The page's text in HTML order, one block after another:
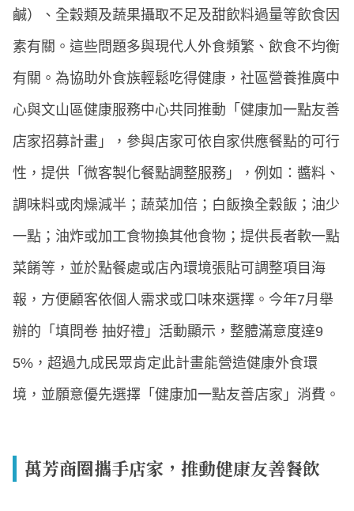
鹹）、全穀類及蔬果攝取不足及甜飲料過量等飲食因
素有關。這些問題多與現代人外食頻繁、飲食不均衡
有關。為協助外食族輕鬆吃得健康，社區營養推廣中
心與文山區健康服務中心共同推動「健康加一點友善
店家招募計畫」，參與店家可依自家供應餐點的可行
性，提供「微客製化餐點調整服務」，例如：醬料、
調味料或肉燥減半；蔬菜加倍；白飯換全穀飯；油少
一點；油炸或加工食物換其他食物；提供長者軟一點
菜餚等，並於點餐處或店內環境張貼可調整項目海
報，方便顧客依個人需求或口味來選擇。今年7月舉
辦的「填問卷 抽好禮」活動顯示，整體滿意度達9
5%，超過九成民眾肯定此計畫能營造健康外食環
境，並願意優先選擇「健康加一點友善店家」消費。
萬芳商圈攜手店家，推動健康友善餐飲